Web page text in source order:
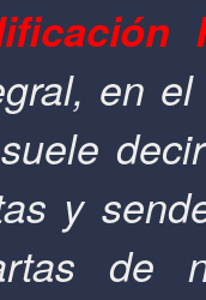
en
y
de